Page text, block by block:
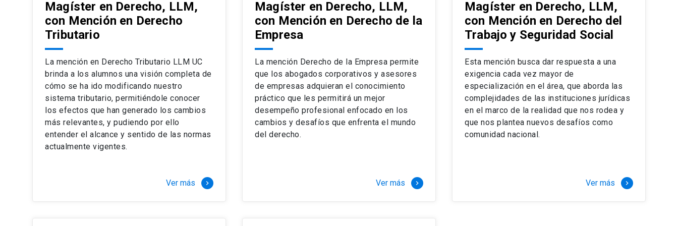
Magíster en Derecho, LLM,
con Mención en Derecho
Tributario
La mención en Derecho Tributario LLM UC
brinda a los alumnos una visión completa de
cómo se ha ido modificando nuestro
sistema tributario, permitiéndole conocer
los efectos que han generado los cambios
más relevantes, y pudiendo por ello
entender el alcance y sentido de las normas
actualmente vigentes.
Ver más keyboard_arrow_right
Magíster en Derecho, LLM,
con Mención en Derecho de la
Empresa
La mención Derecho de la Empresa permite
que los abogados corporativos y asesores
de empresas adquieran el conocimiento
práctico que les permitirá un mejor
desempeño profesional enfocado en los
cambios y desafíos que enfrenta el mundo
del derecho.
Ver más keyboard_arrow_right
Magíster en Derecho, LLM,
con Mención en Derecho del
Trabajo y Seguridad Social
Esta mención busca dar respuesta a una
exigencia cada vez mayor de
especialización en el área, que aborda las
complejidades de las instituciones jurídicas
en el marco de la realidad que nos rodea y
que nos plantea nuevos desafíos como
comunidad nacional.
Ver más keyboard_arrow_right